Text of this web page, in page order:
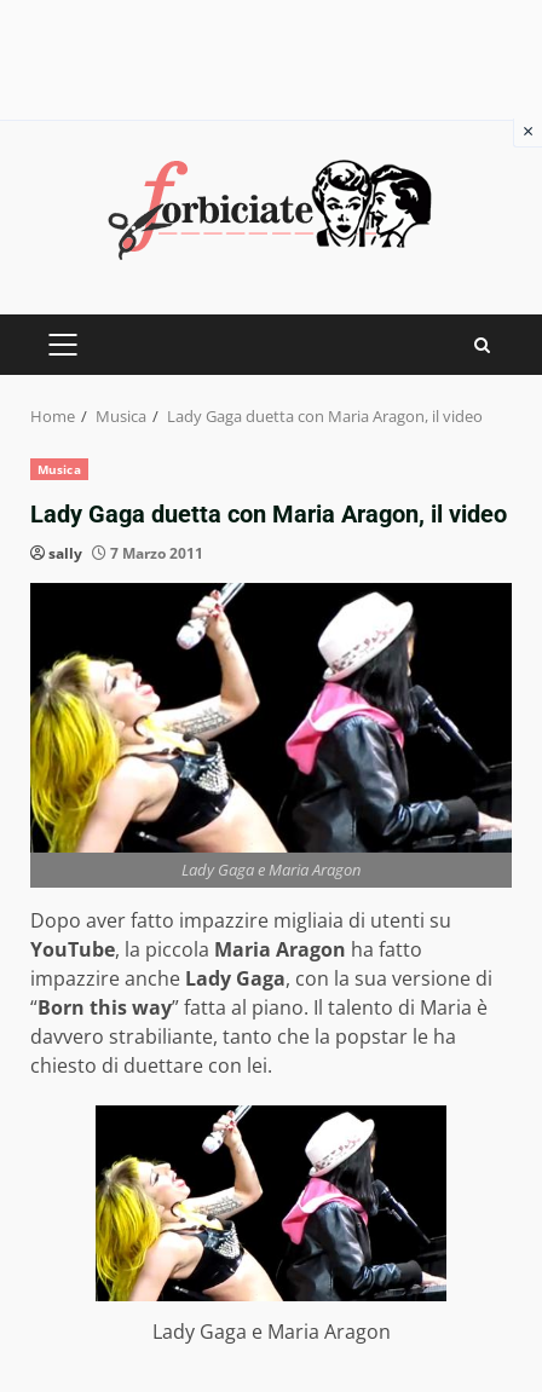
PRIMARY
Home Musica Lady Gaga duetta con Maria Aragon, il video
Musica
Lady Gaga duetta con Maria Aragon, il video
sally 7 Marzo 2011
Lady Gaga e Maria Aragon
Dopo aver fatto impazzire migliaia di utenti su
YouTube, la piccola Maria Aragon ha fatto
impazzire anche Lady Gaga, con la sua versione di
“Born this way” fatta al piano. Il talento di Maria è
davvero strabiliante, tanto che la popstar le ha
chiesto di duettare con lei.
Lady Gaga e Maria Aragon
×